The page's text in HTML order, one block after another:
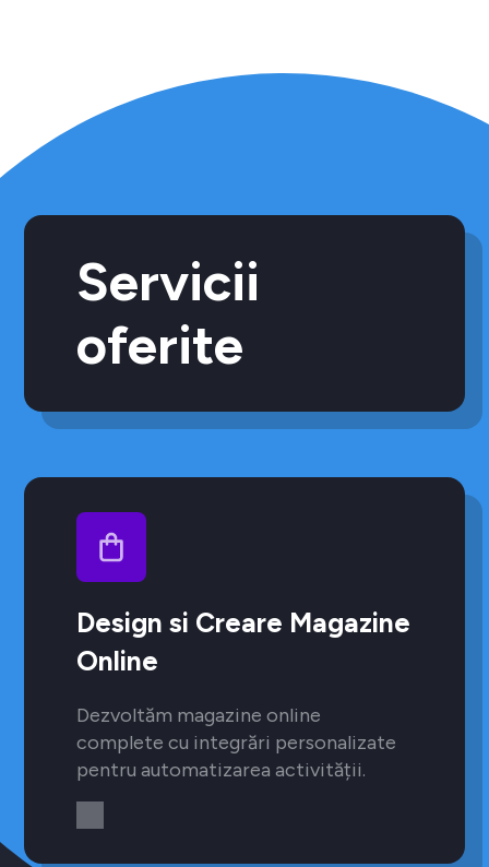
Servicii
oferite
Design si Creare Magazine
Online
Dezvoltăm magazine online
complete cu integrări personalizate
pentru automatizarea activității.